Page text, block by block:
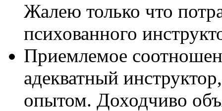
Жалею только что
психованного
Приемлемое
адекватный
опытом. Доходчиво